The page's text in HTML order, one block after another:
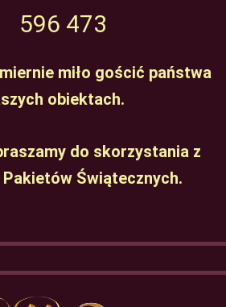
596 473
miło gościć państwa
obiektach.
do skorzystania z
Świątecznych.